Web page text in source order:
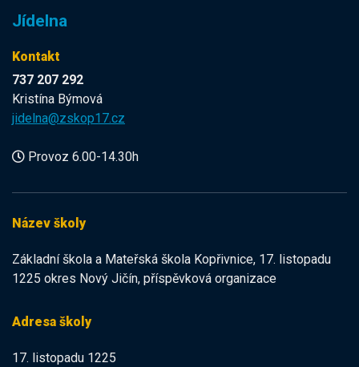
Jídelna
Kontakt
737 207 292
Kristína Býmová
jidelna@zskop17.cz
Provoz 6.00-14.30h
Název školy
Základní škola a Mateřská škola Kopřivnice, 17. listopadu
1225 okres Nový Jičín, příspěvková organizace
Adresa školy
17. listopadu 1225